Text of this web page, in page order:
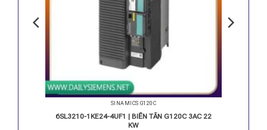
SINAMICS G120C
6SL3210-1KE24-4UF1 | BIẾN TẦN G120C 3AC 22
KW